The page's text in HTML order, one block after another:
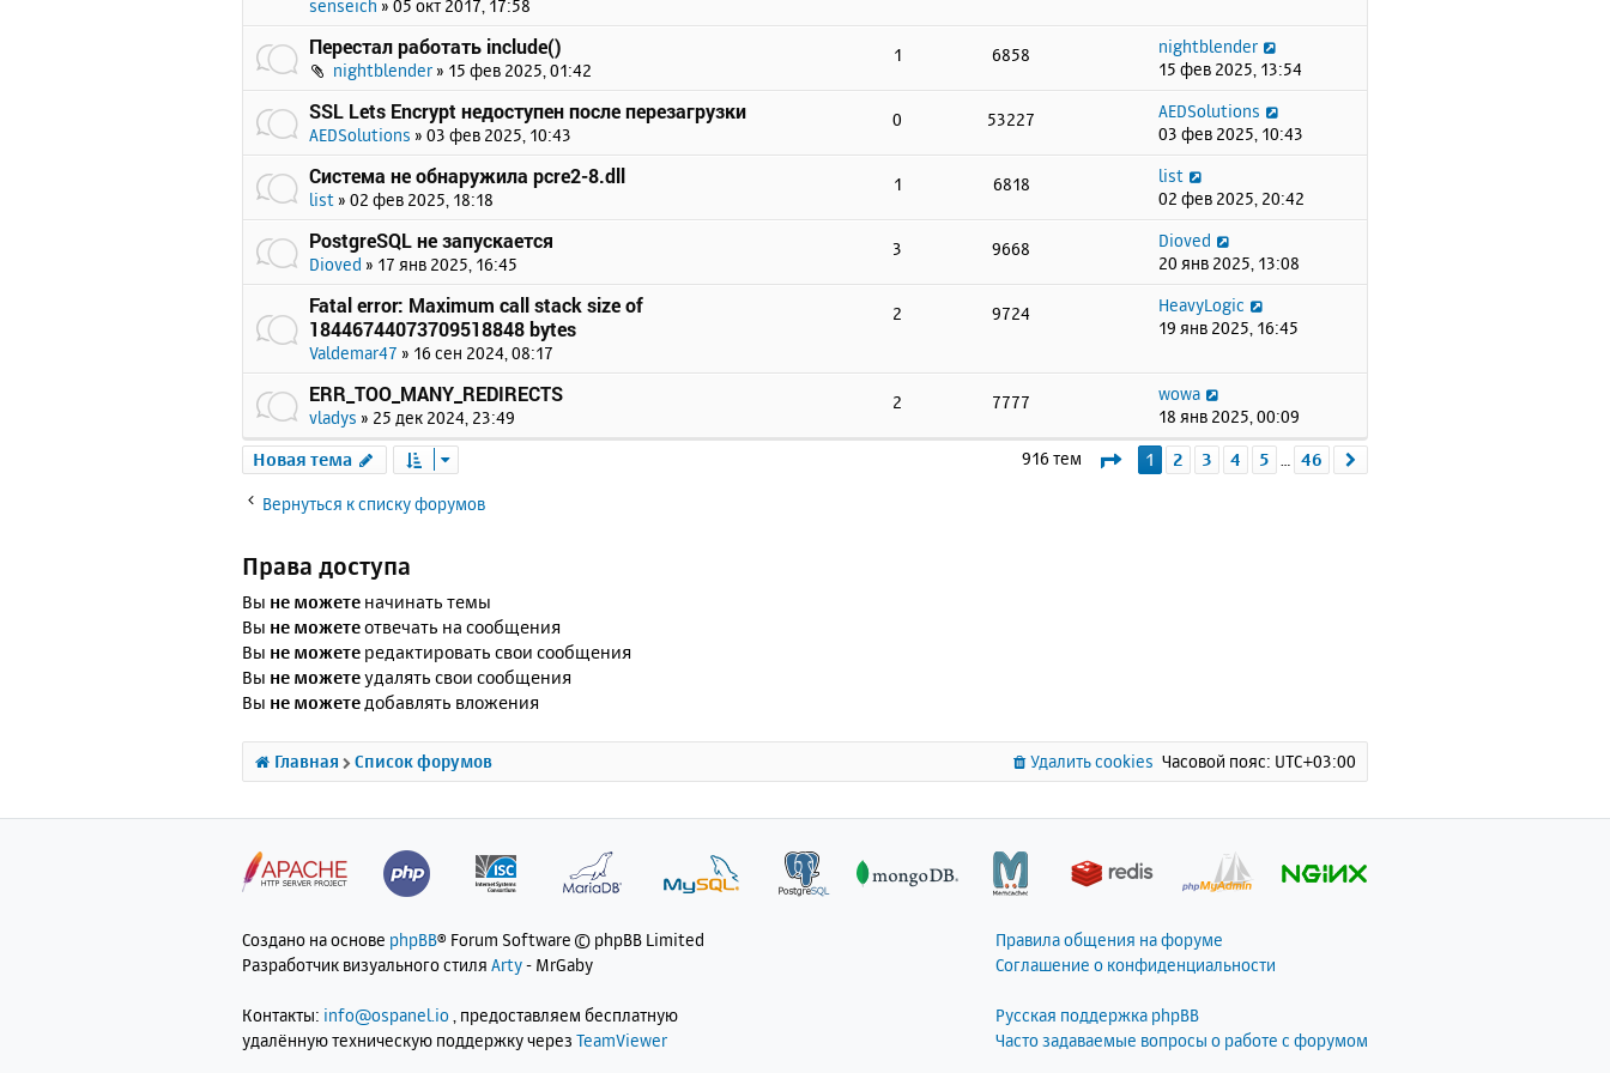
senseich » 05 окт 2017, 17:58
Перестал работать include()
nightblender» 15 фев 2025, 01:42
1 6858
nightblender
15 фев 2025, 13:54
SSL Lets Encrypt недоступен после перезагрузки
AEDSolutions » 03 фев 2025, 10:43
0 53227
AEDSolutions
03 фев 2025, 10:43
Система не обнаружила pcre2-8.dll
list » 02 фев 2025, 18:18
1 6818
list
02 фев 2025, 20:42
PostgreSQL не запускается
Dioved » 17 янв 2025, 16:45
3 9668
Dioved
20 янв 2025, 13:08
Fatal error: Maximum call stack size of
18446744073709518848 bytes
Valdemar47 » 16 сен 2024, 08:17
2 9724
HeavyLogic
19 янв 2025, 16:45
ERR_TOO_MANY_REDIRECTS
vladys » 25 дек 2024, 23:49
2 7777
wowa
18 янв 2025, 00:09
Новая тема 916 тем Страница1 из 46
1 2 3 4 5 … 46
Вернуться к списку форумов
Права доступа
Вы не можете начинать темы
Вы не можетеотвечать на сообщения
Вы не можете редактировать свои сообщения
Вы не можетеудалять свои сообщения
Вы не можетедобавлять вложения
Главная Список форумов Часовой пояс: UTC+03:00
Удалить cookies
Создано на основе phpBB® Forum Software © phpBB Limited
Разработчик визуального стиля Arty- MrGaby
Контакты: info@ospanel.io , предоставляем бесплатную
удалённую техническую поддержку через TeamViewer
Правила общения на форуме
Соглашение о конфиденциальности
Русская поддержка phpBB
Часто задаваемые вопросы о работе с форумом